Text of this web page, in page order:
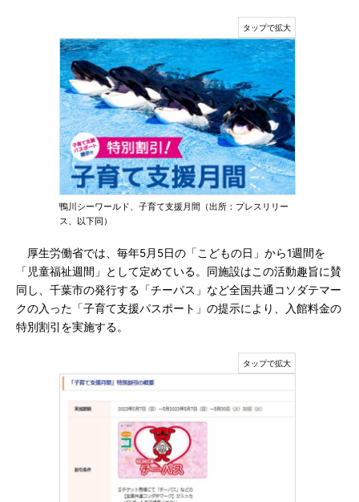
鴨川シーワールド、子育て支援月間（出所：プレスリリー
ス、以下同）
厚生労働省では、毎年5月5日の「こどもの日」から1週間を
「児童福祉週間」として定めている。同施設はこの活動趣旨に賛
同し、千葉市の発行する「チーパス」など全国共通コソダテマー
クの入った「子育て支援パスポート」の提示により、入館料金の
特別割引を実施する。